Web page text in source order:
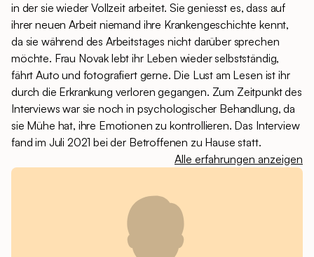
in der sie wieder Vollzeit arbeitet. Sie geniesst es, dass auf
ihrer neuen Arbeit niemand ihre Krankengeschichte kennt,
da sie während des Arbeitstages nicht darüber sprechen
möchte. Frau Novak lebt ihr Leben wieder selbstständig,
fährt Auto und fotografiert gerne. Die Lust am Lesen ist ihr
durch die Erkrankung verloren gegangen. Zum Zeitpunkt des
Interviews war sie noch in psychologischer Behandlung, da
sie Mühe hat, ihre Emotionen zu kontrollieren. Das Interview
fand im Juli 2021 bei der Betroffenen zu Hause statt.
Alle erfahrungen anzeigen